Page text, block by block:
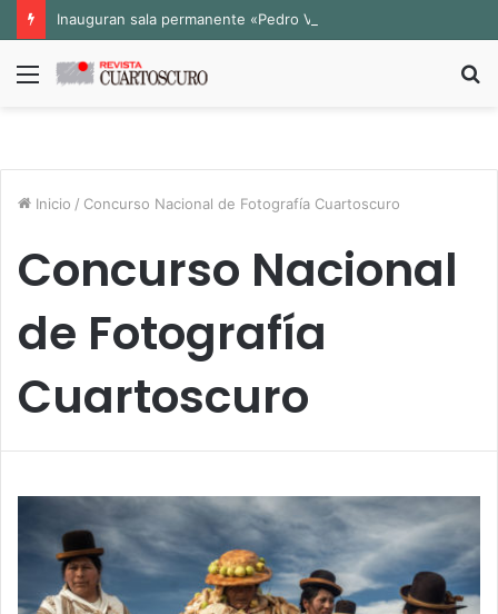
Menú
Inicio / Concurso Nacional de Fotografía Cuartoscuro
Concurso Nacional
de Fotografía
Cuartoscuro